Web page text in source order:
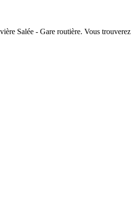
Salée - Gare routière. Vous trouverez